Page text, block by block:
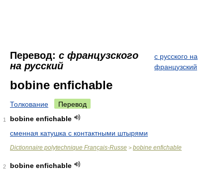
Перевод: с французского
на русский
с русского на
французский
bobine enfichable
Толкование Перевод
1
bobine enfichable
сменная катушка с контактными штырями
Dictionnaire polytechnique Français-Russe > bobine enfichable
2
bobine enfichable